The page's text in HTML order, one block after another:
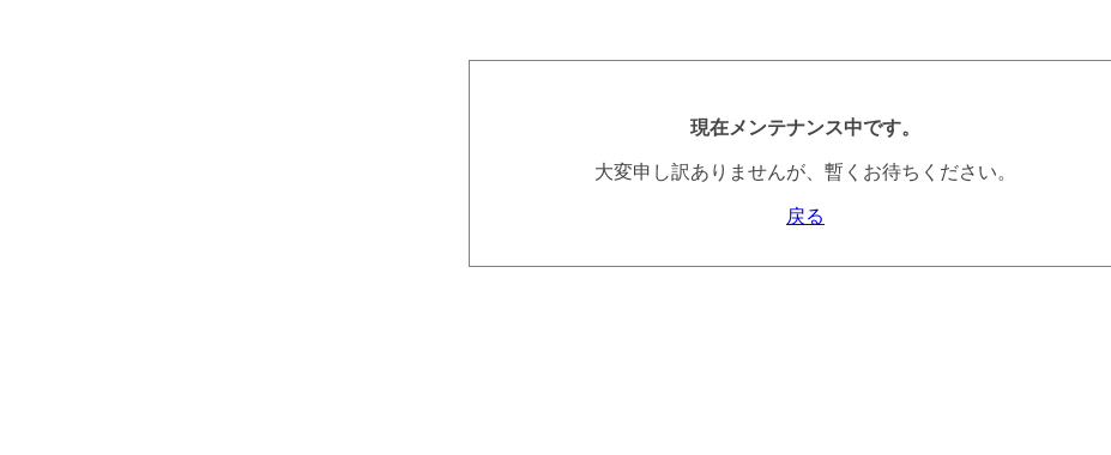
現在メンテナンス中です。
大変申し訳ありませんが、暫くお待ちください。
戻る